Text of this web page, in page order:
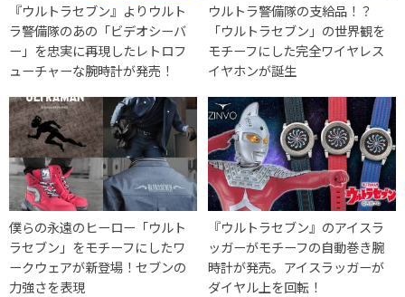
『ウルトラセブン』よりウルト
ラ警備隊のあの「ビデオシーバ
ー」を忠実に再現したレトロフ
ューチャーな腕時計が発売！
ウルトラ警備隊の支給品！？
「ウルトラセブン」の世界観を
モチーフにした完全ワイヤレス
イヤホンが誕生
僕らの永遠のヒーロー「ウルト
ラセブン」をモチーフにしたワ
ークウェアが新登場！セブンの
力強さを表現
『ウルトラセブン』のアイスラ
ッガーがモチーフの自動巻き腕
時計が発売。アイスラッガーが
ダイヤル上を回転！